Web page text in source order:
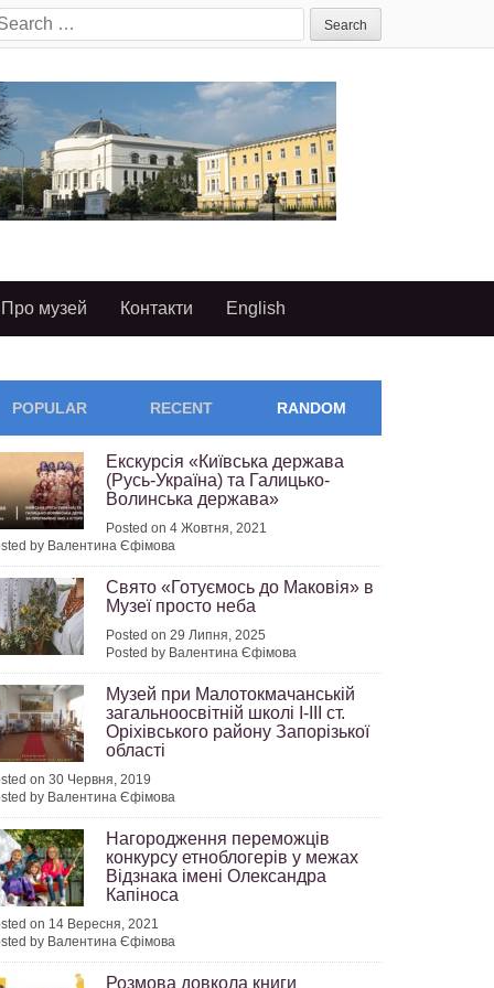
Про музей Контакти English
POPULAR RECENT RANDOM
Екскурсія «Київська держава
(Русь-Україна) та Галицько-
Волинська держава»
Posted on 4 Жовтня, 2021
by Валентина Єфімова
Свято «Готуємось до Маковія» в
Музеї просто неба
Posted on 29 Липня, 2025
Posted by Валентина Єфімова
Музей при Малотокмачанській
загальноосвітній школі I-III ст.
Оріхівського району Запорізької
області
on 30 Червня, 2019
by Валентина Єфімова
Нагородження переможців
конкурсу етноблогерів у межах
Відзнака імені Олександра
Капіноса
on 14 Вересня, 2021
by Валентина Єфімова
Розмова довкола книги